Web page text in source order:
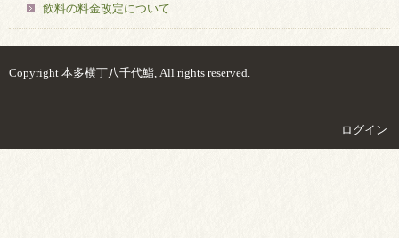
飲料の料金改定について
Copyright 本多横丁八千代鮨, All rights reserved.
ログイン